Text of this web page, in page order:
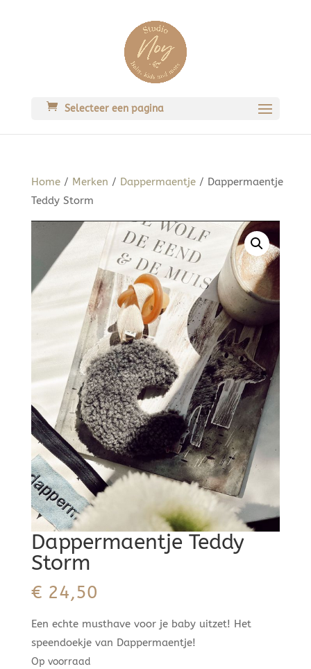
Selecteer een pagina
Home/ Merken / Dappermaentje/ Dappermaentje
Teddy Storm
Dappermaentje Teddy
Storm
€ 24,50
Een echte musthave voor je baby uitzet! Het
speendoekje van Dappermaentje!
Op voorraad